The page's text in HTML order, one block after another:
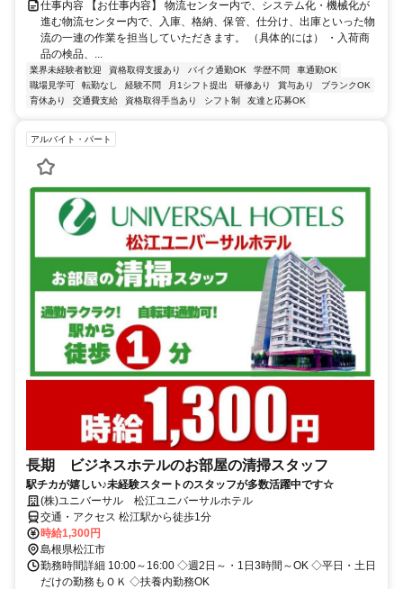
仕事内容 【お仕事内容】 物流センター内で、システム化・機械化が
進む物流センター内で、入庫、格納、保管、仕分け、出庫といった物
流の一連の作業を担当していただきます。 （具体的には） ・入荷商
品の検品、...
業界未経験者歓迎 資格取得支援あり バイク通勤OK 学歴不問
車通勤OK
職場見学可
転勤なし 経験不問 月1シフト提出 研修あり 賞与あり
ブランクOK
育休あり
交通費支給 資格取得手当あり シフト制 友達と応募OK
アルバイト・パート
長期 ビジネスホテルのお部屋の清掃スタッフ
駅チカが嬉しい♪未経験スタートのスタッフが多数活躍中です☆
(株)ユニバーサル 松江ユニバーサルホテル
交通・アクセス 松江駅から徒歩1分
時給1,300円
島根県松江市
勤務時間詳細 10:00～16:00 ◇週2日～・1日3時間～OK ◇平日・土日
だけの勤務もＯＫ ◇扶養内勤務OK